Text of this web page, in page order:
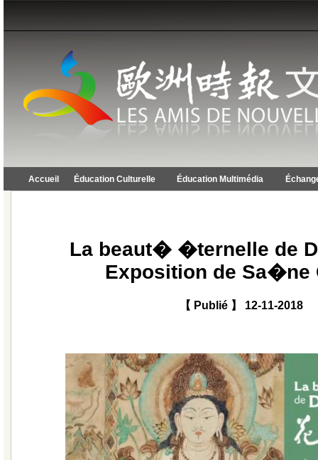
Accueil Éducation Culturelle Éducation Multimédia
La beaut� �ternelle de
Exposition de Sa�ne
【 Publié 】 12-11-2018